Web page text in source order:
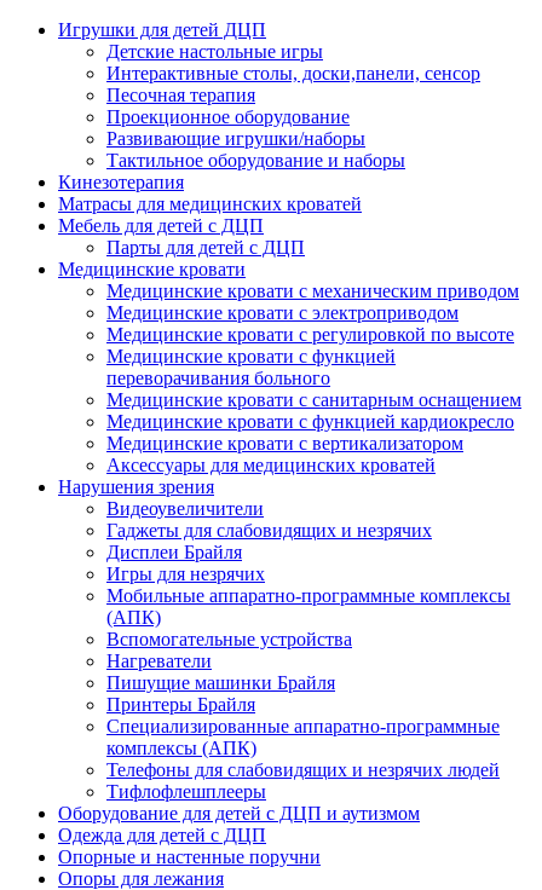
Игрушки для детей ДЦП
Детские настольные игры
Интерактивные столы, доски,панели, сенсор
Песочная терапия
Проекционное оборудование
Развивающие игрушки/наборы
Тактильное оборудование и наборы
Кинезотерапия
Матрасы для медицинских кроватей
Мебель для детей с ДЦП
Парты для детей с ДЦП
Медицинские кровати
Медицинские кровати с механическим приводом
Медицинские кровати с электроприводом
Медицинские кровати с регулировкой по высоте
Медицинские кровати с функцией
переворачивания больного
Медицинские кровати с санитарным оснащением
Медицинские кровати с функцией кардиокресло
Медицинские кровати с вертикализатором
Аксессуары для медицинских кроватей
Нарушения зрения
Видеоувеличители
Гаджеты для слабовидящих и незрячих
Дисплеи Брайля
Игры для незрячих
Мобильные аппаратно-программные комплексы
(АПК)
Вспомогательные устройства
Нагреватели
Пишущие машинки Брайля
Принтеры Брайля
Специализированные аппаратно-программные
комплексы (АПК)
Телефоны для слабовидящих и незрячих людей
Тифлофлешплееры
Оборудование для детей с ДЦП и аутизмом
Одежда для детей с ДЦП
Опорные и настенные поручни
Опоры для лежания